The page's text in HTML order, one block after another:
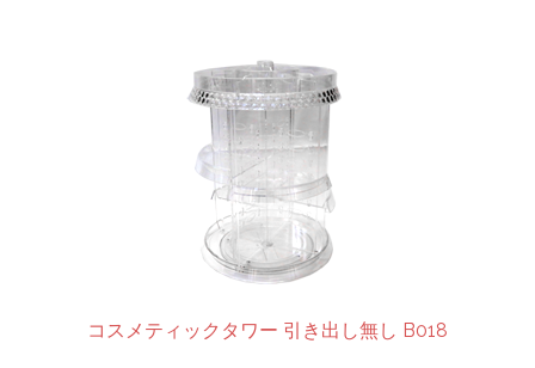
コスメティックタワー 引き出し無し B018